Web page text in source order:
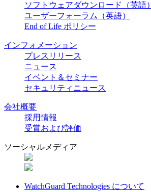
ソフトウェアダウンロード（英語）
ユーザーフォーラム（英語）
End of Life ポリシー
インフォメーション
プレスリリース
ニュース
イベント＆セミナー
セキュリティニュース
会社概要
採用情報
受賞および評価
ソーシャルメディア
WatchGuard Technologies について